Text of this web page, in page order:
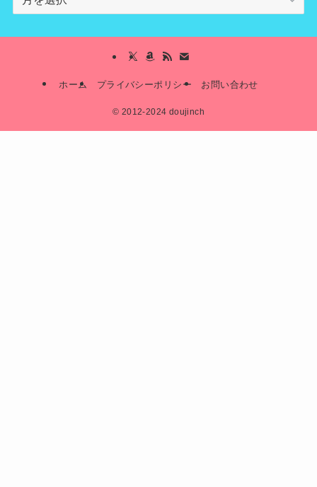
ホーム プライバシーポリシー お問い合わせ
© 2012-2024 doujinch